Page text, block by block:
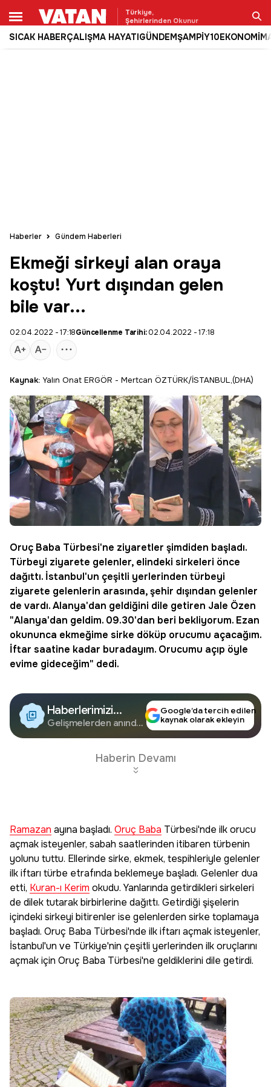
Türkiye,
Şehirlerinden Okunur
SICAK HABERÇALIŞMA HAYATIGÜNDEMŞAMPİY10EKONOMİ
Ara
Haberler Gündem Haberleri
Ekmeği sirkeyi alan oraya
koştu! Yurt dışından gelen
bile var...
02.04.2022 - 17:18Güncellenme Tarihi:02.04.2022 - 17:18
Kaynak: Yalın Onat ERGÖR - Mertcan ÖZTÜRK/İSTANBUL,(DHA)
Oruç Baba Türbesi'ne ziyaretler şimdiden başladı.
Türbeyi ziyarete gelenler, elindeki sirkeleri önce
dağıttı. İstanbul'un çeşitli yerlerinden türbeyi
ziyarete gelenlerin arasında, şehir dışından gelenler
de vardı. Alanya'dan geldiğini dile getiren Jale Özen
"Alanya'dan geldim. 09.30'dan beri bekliyorum. Ezan
okununca ekmeğime sirke döküp orucumu açacağım.
İftar saatine kadar buradayım. Orucumu açıp öyle
evime gideceğim" dedi.
Haberlerimizi
Google'da Takip
Edin
Gelişmelerden anında
Google’da tercih edilen
kaynak olarak ekleyin
Haberin Devamı
Ramazan ayına başladı. Oruç Baba Türbesi'nde ilk orucu
açmak isteyenler, sabah saatlerinden itibaren türbenin
yolunu tuttu. Ellerinde sirke, ekmek, tespihleriyle gelenler
ilk iftarı türbe etrafında beklemeye başladı. Gelenler dua
etti, Kuran-ı Kerim okudu. Yanlarında getirdikleri sirkeleri
de dilek tutarak birbirlerine dağıttı. Getirdiği şişelerin
içindeki sirkeyi bitirenler ise gelenlerden sirke toplamaya
başladı. Oruç Baba Türbesi'nde ilk iftarı açmak isteyenler,
İstanbul'un ve Türkiye'nin çeşitli yerlerinden ilk oruçlarını
açmak için Oruç Baba Türbesi'ne geldiklerini dile getirdi.